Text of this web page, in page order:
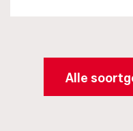
Alle